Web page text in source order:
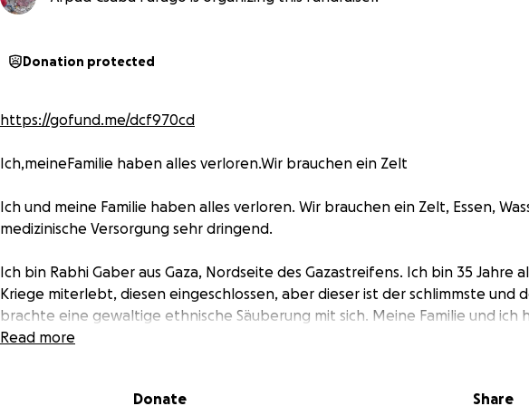
Donation protected
https://gofund.me/dcf970cd
Ich,meineFamilie haben alles verloren.Wir brauchen ein Zelt
Ich und meine Familie haben alles verloren. Wir brauchen ein Zelt, Essen,
medizinische Versorgung sehr dringend.
Ich bin Rabhi Gaber aus Gaza, Nordseite des Gazastreifens. Ich bin 35 Jahre
Kriege miterlebt, diesen eingeschlossen, aber dieser ist der schlimmste und
brachte eine gewaltige ethnische Säuberung mit sich. Meine Familie und ich
Zuhause und unsere gesamte Einkommensquelle verloren. Wir haben alles
provisorisches Zelt. Jeden Tag steht Wasser darin, und wir zittern vor Kälte,
Read more
Donate Share